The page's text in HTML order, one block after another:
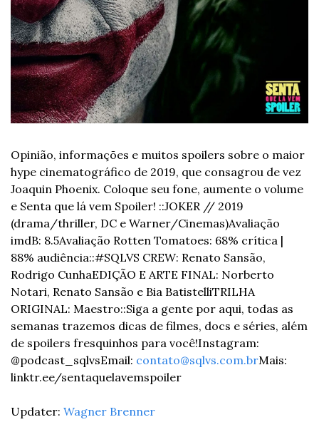
Opinião, informações e muitos spoilers sobre o maior
hype cinematográfico de 2019, que consagrou de vez
Joaquin Phoenix. Coloque seu fone, aumente o volume
e Senta que lá vem Spoiler! ::JOKER // 2019
(drama/thriller, DC e Warner/Cinemas)Avaliação
imdB: 8.5Avaliação Rotten Tomatoes: 68% crítica |
88% audiência::#SQLVS CREW: Renato Sansão,
Rodrigo CunhaEDIÇÃO E ARTE FINAL: Norberto
Notari, Renato Sansão e Bia BatistelliTRILHA
ORIGINAL: Maestro::Siga a gente por aqui, todas as
semanas trazemos dicas de filmes, docs e séries, além
de spoilers fresquinhos para você!Instagram:
@podcast_sqlvsEmail: contato@sqlvs.com.brMais:
linktr.ee/sentaquelavemspoiler
Updater: Wagner Brenner